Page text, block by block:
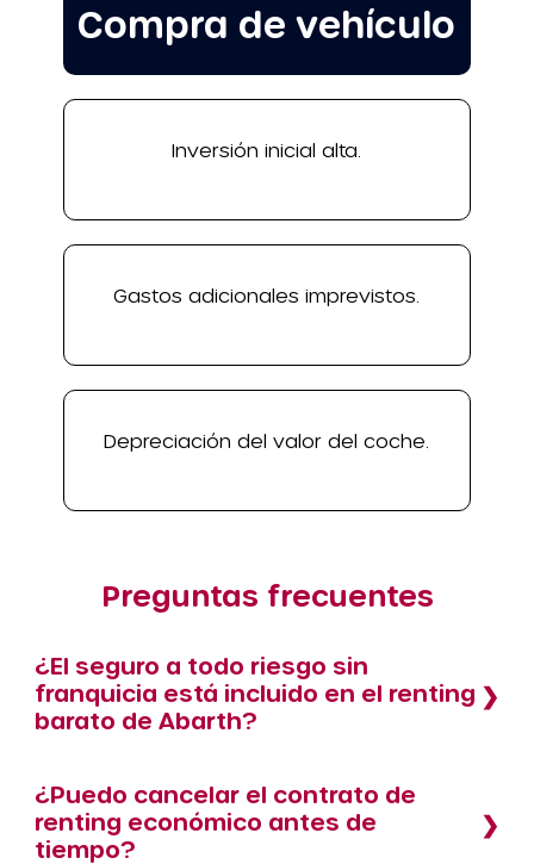
Compra de vehículo
Inversión inicial alta.
Gastos adicionales imprevistos.
Depreciación del valor del coche.
Preguntas frecuentes
¿El seguro a todo riesgo sin
franquicia está incluido en el renting
barato de Abarth?
¿Puedo cancelar el contrato de
renting económico antes de
tiempo?